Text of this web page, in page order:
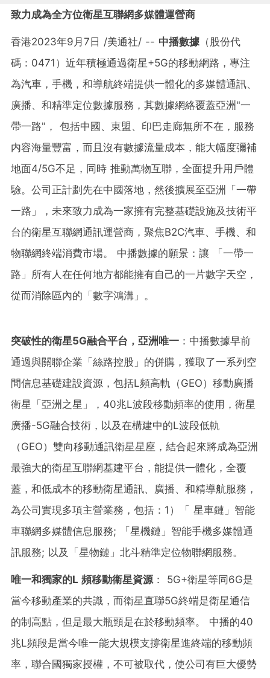
致力成為全方位衛星互聯網多媒體運營商
香港2023年9月7日 /美通社/ -- 中播數據 （股份代
碼：0471）近年積極通過衛星+5G的移動網路，專注
為汽車，手機，和導航終端提供一體化的多媒體通訊、
廣播、和精準定位數據服務，其數據網絡覆蓋亞洲"一
帶一路"， 包括中國、東盟、印巴走廊無所不在，服務
内容海量豐富，而且沒有數據流量成本，能大幅度彌補
地面4/5G不足，同時 推動萬物互聯，全面提升用戶體
驗。公司正計劃先在中國落地，然後擴展至亞洲「一帶
一路」，未來致力成為一家擁有完整基礎設施及技術平
台的衛星互聯網通訊運營商，聚焦B2C汽車、手機、和
物聯網終端消費市場。 中播數據的願景：讓 「一帶一
路」所有人在任何地方都能擁有自己的一片數字天空，
從而消除區內的「數字鴻溝」。
突破性的衛星5G融合平台，亞洲唯一 ：中播數據早前
通過與關聯企業「絲路控股」的併購，獲取了一系列空
間信息基礎建設資源，包括L頻高軌（GEO）移動廣播
衛星「亞洲之星」，40兆L波段移動頻率的使用，衛星
廣播-5G融合技術，以及在構建中的L波段低軌
（GEO）雙向移動通訊衛星星座，結合起來將成為亞洲
最強大的衛星互聯網基建平台，能提供一體化，全覆
蓋，和低成本的移動衛星通訊、廣播、和精導航服務，
為公司實現多項主營業務，包括：1）「 星車鏈」智能
車聯網多媒體信息服務; 「星機鏈」智能手機多媒體通
訊服務; 以及「星物鏈」北斗精準定位物聯網服務。
唯一和獨家的L 頻移動衞星資源 ： 5G+衛星等同6G是
當今移動產業的共識，而衛星直聯5G終端是衛星通信
的制高點，但是最大瓶頸是在於移動頻率。 中播的40
兆L頻段是當今唯一能大規模支撐衛星進終端的移動頻
率，聯合國獨家授權，不可被取代，使公司有巨大優勢